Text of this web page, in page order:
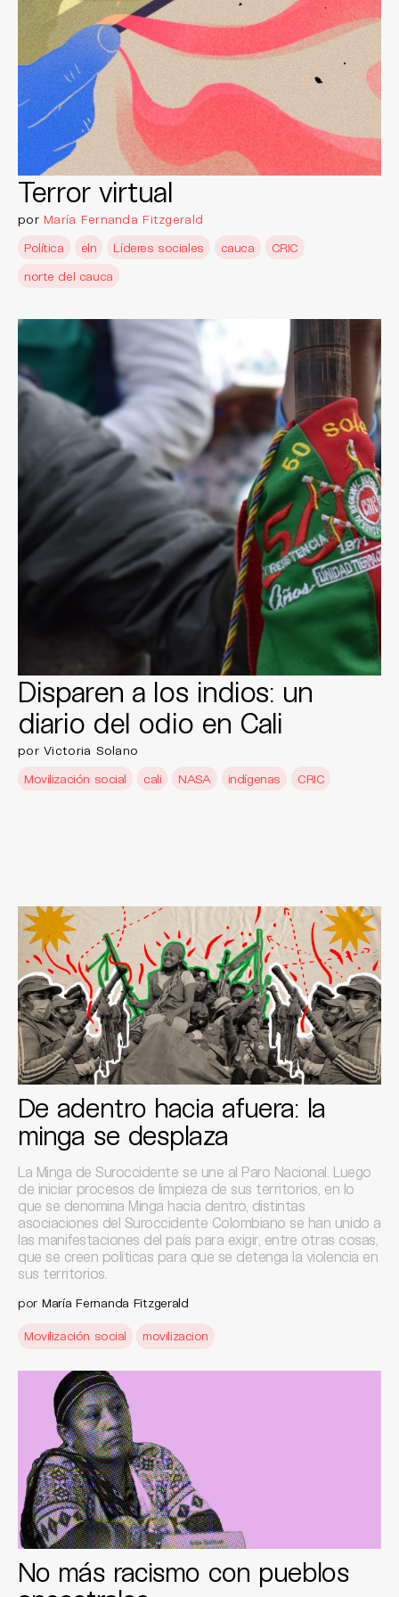
Terror virtual
por María Fernanda Fitzgerald
Política
eln Líderes sociales cauca
CRIC
norte del cauca
Disparen a los indios: un
diario del odio en Cali
por Victoria Solano
Movilización social
cali NASA indígenas CRIC
De adentro hacia afuera: la
minga se desplaza
La Minga de Suroccidente se une al Paro Nacional. Luego
de iniciar procesos de limpieza de sus territorios, en lo
que se denomina Minga hacia dentro, distintas
asociaciones del Suroccidente Colombiano se han unido a
las manifestaciones del país para exigir, entre otras cosas,
que se creen políticas para que se detenga la violencia en
sus territorios.
por María Fernanda Fitzgerald
Movilización social movilizacion
No más racismo con pueblos